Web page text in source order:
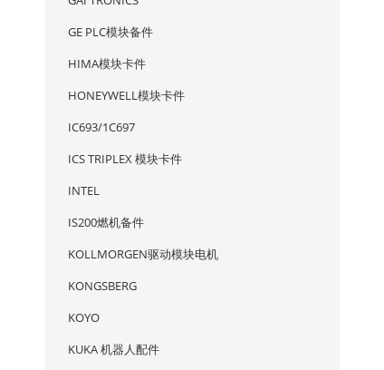
GE PLC模块备件
HIMA模块卡件
HONEYWELL模块卡件
IC693/1C697
ICS TRIPLEX 模块卡件
INTEL
IS200燃机备件
KOLLMORGEN驱动模块电机
KONGSBERG
KOYO
KUKA 机器人配件